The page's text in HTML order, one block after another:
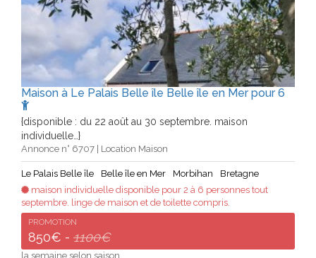
Maison à Le Palais Belle île Belle île en Mer pour 6
{disponible : du 22 août au 30 septembre. maison
individuelle…}
Annonce n° 6707 | Location Maison
Le Palais Belle île Belle île en Mer Morbihan
Bretagne
maison individuelle disponible pour 2 à 6 personnes tout
septembre. linge de maison et de toilette compris.
PROMOTION
850€ - 1100€
la semaine selon saison